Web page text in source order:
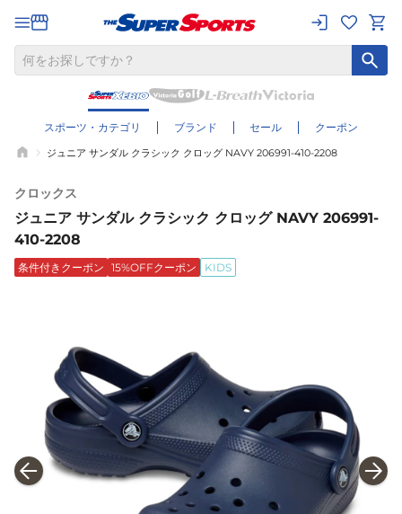
スポーツ・カテゴリ ブランド セール クーポン
ジュニア サンダル クラシック クロッグ NAVY 206991-410-2208
クロックス
ジュニア サンダル クラシック クロッグ NAVY 206991-
410-2208
条件付きクーポン 15%OFFクーポン KIDS